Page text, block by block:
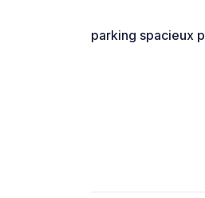
parking spacieux